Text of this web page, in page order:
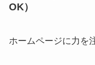
OK）
ホームページに力を